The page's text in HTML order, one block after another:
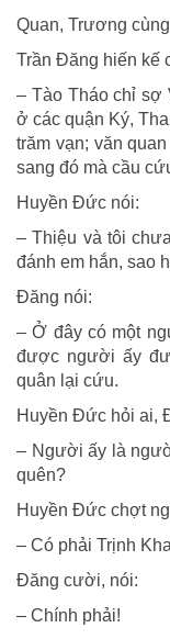
Quan, Trương
Trần Đăng hiến kế
– Tào Tháo chỉ sợ
ở các quận Ký,
trăm vạn; văn
sang đó mà cầu
Huyền Đức nói:
– Thiệu và tôi
đánh em hắn, sao
Đăng nói:
– Ở đây có một
được người ấy
quân lại cứu.
Huyền Đức hỏi ai,
– Người ấy là
quên?
Huyền Đức chợt
– Có phải Trịnh
Đăng cười, nói:
– Chính phải!